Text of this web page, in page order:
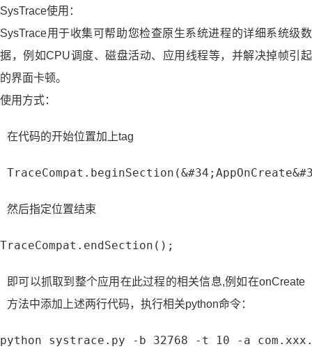
SysTrace使用：
SysTrace用于收集可帮助您检查原生系统进程的详细系统级数
据，例如CPU调度、磁盘活动、应用线程等，并解决掉帧引起
的界面卡顿。
使用方式：
在代码的开始位置加上tag
然后指定位置结束
TraceCompat.endSection();
即可以抓取到整个应用在此过程的相关信息,例如在onCreate
方法中添加上述两行代码，执行相关python命令：
python systrace.py -b 32768 -t 10 -a